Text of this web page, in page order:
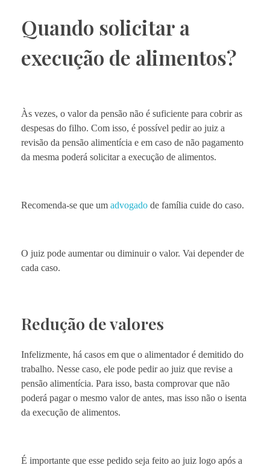
Quando solicitar a
execução de alimentos?
Às vezes, o valor da pensão não é suficiente para cobrir as
despesas do filho. Com isso, é possível pedir ao juiz a
revisão da pensão alimentícia e em caso de não pagamento
da mesma poderá solicitar a execução de alimentos.
Recomenda-se que um advogado de família cuide do caso.
O juiz pode aumentar ou diminuir o valor. Vai depender de
cada caso.
Redução de valores
Infelizmente, há casos em que o alimentador é demitido do
trabalho. Nesse caso, ele pode pedir ao juiz que revise a
pensão alimentícia. Para isso, basta comprovar que não
poderá pagar o mesmo valor de antes, mas isso não o isenta
da execução de alimentos.
É importante que esse pedido seja feito ao juiz logo após a